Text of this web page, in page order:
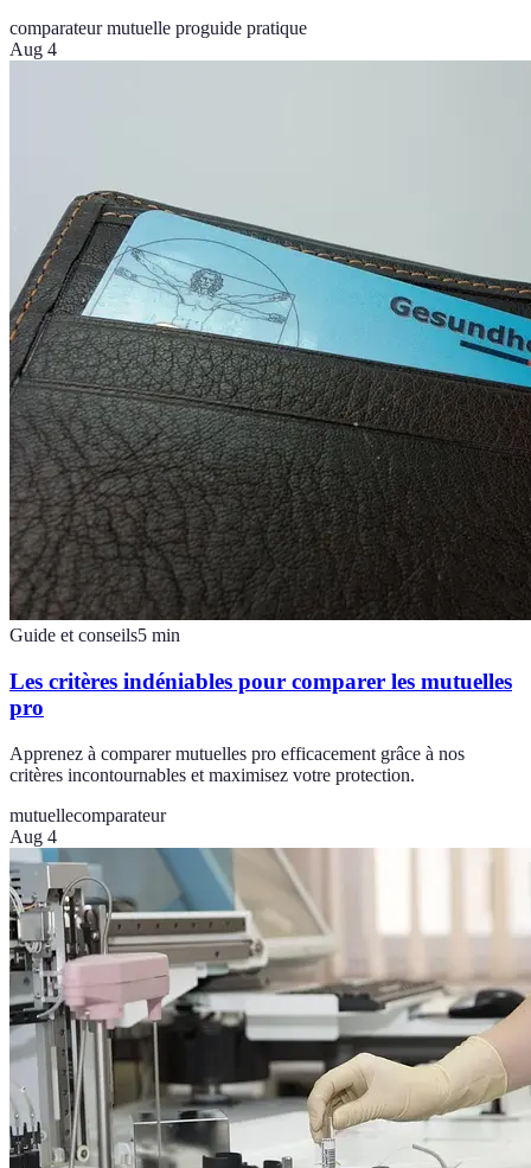
comparateur mutuelle proguide pratique
Aug 4
Guide et conseils5 min
Les critères indéniables pour comparer les mutuelles
pro
Apprenez à comparer mutuelles pro efficacement grâce à nos
critères incontournables et maximisez votre protection.
mutuellecomparateur
Aug 4